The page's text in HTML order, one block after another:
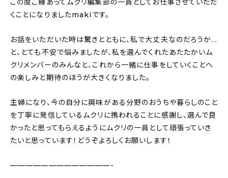
この度ご縁あってムクリ編集部の一員としてお仕事させていただ
くことになりましたmakiです。
お話をいただいた時は驚きとともに、私で大丈夫なのだろうか…
と、とても不安で悩みましたが、私を選んでくれたあたたかいム
クリメンバーのみんなと、これから一緒に仕事をしていくことへ
の楽しみと期待のほうが大きくなりました。
主婦になり、今の自分に興味がある分野のおうちや暮らしのこと
を丁寧に発信しているムクリに携われることに感謝し、選んで良
かったと思ってもらえるようにムクリの一員として頑張っていき
たいと思っています！どうぞよろしくお願いします！
—————————————-